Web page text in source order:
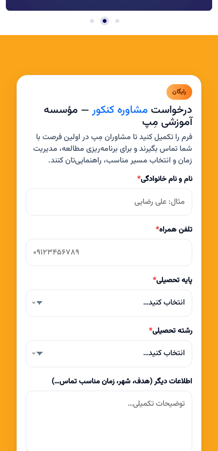
رایگان
درخواست مشاوره کنکور— مؤسسه
آموزشی مِپ
فرم را تکمیل کنید تا مشاوران مِپ در اولین فرصت با
شما تماس بگیرند و برای برنامه‌ریزی مطالعه، مدیریت
زمان و انتخاب مسیر مناسب، راهنمایی‌تان کنند.
نام و نام خانوادگی*
تلفن همراه*
پایه تحصیلی*
انتخاب کنید…
رشته تحصیلی*
انتخاب کنید…
اطلاعات دیگر (هدف، شهر، زمان مناسب تماس…)